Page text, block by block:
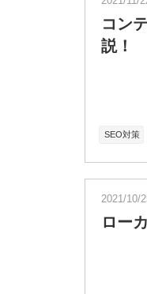
コン
説！
SEO対策
2021/10/
ロー